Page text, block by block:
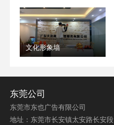
文化形象墙
东莞公司
东莞市东也广告有限公司
地址：东莞市长安镇太安路长安段